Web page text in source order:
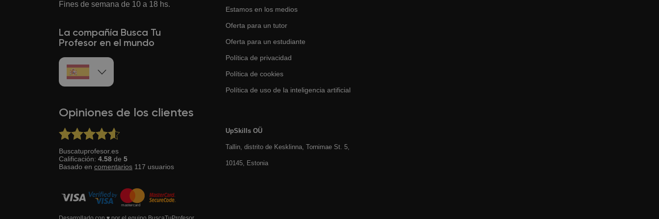
Fines de semana de 10 a 18 hs.
La compañía Busca Tu
Profesor en el mundo
Opiniones de los clientes
Buscatuprofesor.es
Calificación: 4.58 de 5
Basado en comentarios 117 usuarios
Estamos en los medios
Oferta para un tutor
Oferta para un estudiante
Política de privacidad
Política de cookies
Política de uso de la inteligencia artificial
UpSkills OÜ
Tallin, distrito de Kesklinna, Tornimаe St. 5,
10145, Estonia